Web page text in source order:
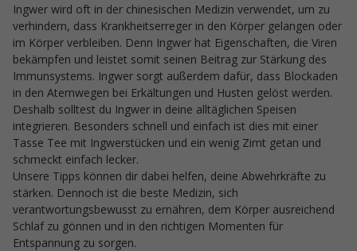
Ingwer wird oft in der chinesischen Medizin verwendet, um zu
verhindern, dass Krankheitserreger in den Körper gelangen oder
im Körper verbleiben. Denn Ingwer hat Eigenschaften, die Viren
bekämpfen und leistet somit seinen Beitrag zur Stärkung des
Immunsystems. Ingwer sorgt außerdem dafür, dass Blockaden
in den Atemwegen bei Erkältungen und Husten gelöst werden.
Deshalb solltest du Ingwer in deine alltäglichen Speisen
integrieren. Besonders schnell und einfach ist dies mit einer
Tasse Tee mit Ingwerstücken und ein wenig Zimt getan und
schmeckt einfach lecker.
Unsere Tipps können dir dabei helfen, deine Abwehrkräfte zu
stärken. Dennoch ist die beste Medizin, sich
verantwortungsbewusst zu ernähren, dem Körper ausreichend
Schlaf zu gönnen und in den richtigen Momenten für
Entspannung zu sorgen.